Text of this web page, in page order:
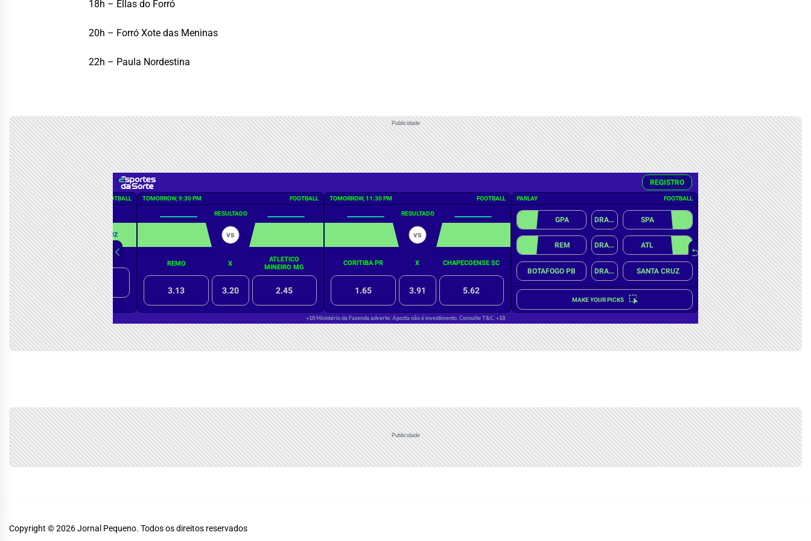
18h – Ellas do Forró
20h – Forró Xote das Meninas
22h – Paula Nordestina
Publicidade
Publicidade
Copyright © 2026Jornal Pequeno. Todos os direitos reservados